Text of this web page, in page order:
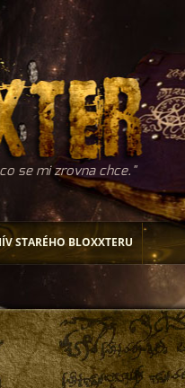
se mi zrovna chce.
STARÉHO BLOXXTERU